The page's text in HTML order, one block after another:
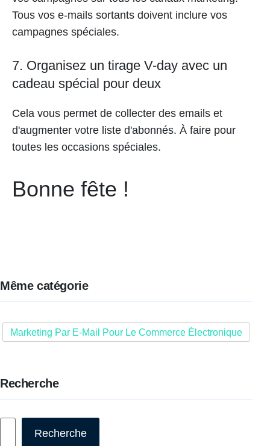
Tous vos e-mails sortants doivent inclure vos
campagnes spéciales.
7. Organisez un tirage V-day avec un
cadeau spécial pour deux
Cela vous permet de collecter des emails et
d'augmenter votre liste d'abonnés. À faire pour
toutes les occasions spéciales.
Bonne fête !
Même catégorie
Marketing Par E-Mail Pour Le Commerce Électronique
Recherche
Recherche